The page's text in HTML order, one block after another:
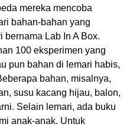
mereka mencoba
bahan-bahan yang
Lab In A Box.
100 eksperimen yang
pun bahan di lemari habis,
bahan, misalnya,
susu kacang hijau, balon,
Selain lemari, ada buku
anak-anak. Untuk